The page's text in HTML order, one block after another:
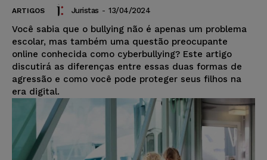
ARTIGOS Juristas - 13/04/2024
Você sabia que o bullying não é apenas um problema
escolar, mas também uma questão preocupante
online conhecida como cyberbullying? Este artigo
discutirá as diferenças entre essas duas formas de
agressão e como você pode proteger seus filhos na
era digital.